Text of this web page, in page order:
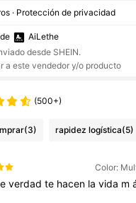
· Protección de privacidad
AiLethe
desde SHEIN.
a este vendedor y/o producto
(500+)
(3) rapidez logística(5)
Color:
verdad te hacen la vida m